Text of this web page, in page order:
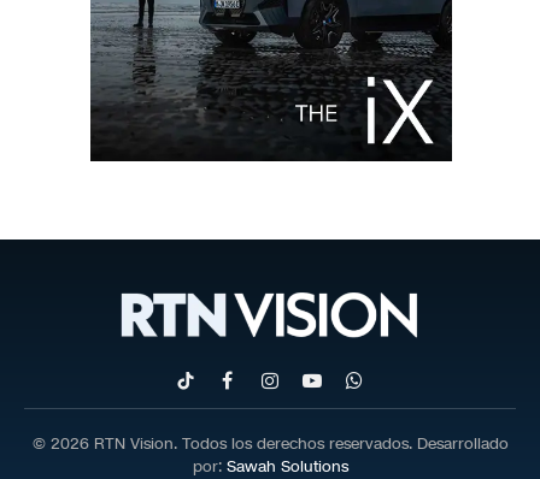
TikTokFacebookInstagram
YouTubeWhatsApp
© 2026 RTN Vision. Todos los derechos reservados. Desarrollado
por: Sawah Solutions